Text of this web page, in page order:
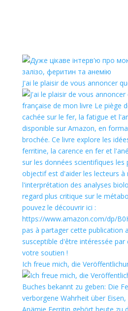
J'ai le plaisir de vous annoncer
Ich freue mich, die